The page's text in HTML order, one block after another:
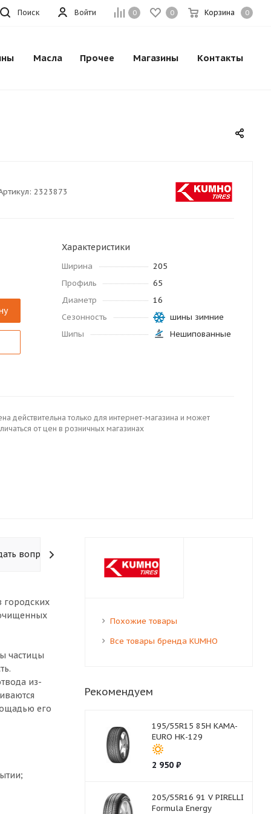
0 0 Корзина 0
Войти
Поиск
Масла Прочее Магазины Контакты
2323873
Характеристики
Ширина
205
Профиль
65
Диаметр
16
Сезонность
шины зимние
Шипы
Нешипованные
действительна только для интернет-магазина и может
от цен в розничных магазинах
вопрос
городских
частицы
из-
его
Похожие товары
Все товары бренда KUMHO
Рекомендуем
195/55R15 85H КАМА-
EURO НК-129
2 950₽
205/55R16 91 V PIRELLI
Formula Energy